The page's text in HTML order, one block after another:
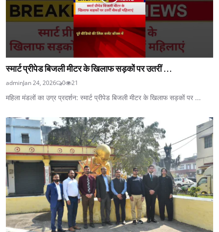
स्मार्ट प्रीपेड बिजली मीटर के खिलाफ सड़कों पर उतरीं ...
adminJan 24, 2026 0 21
महिला मंडलों का उग्र प्रदर्शन: स्मार्ट प्रीपेड बिजली मीटर के खिलाफ सड़कों पर ...